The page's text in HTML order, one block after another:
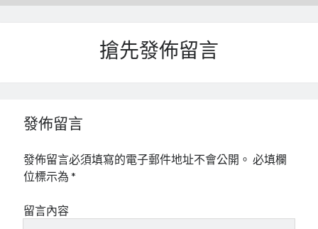
搶先發佈留言
發佈留言
發佈留言必須填寫的電子郵件地址不會公開。 必填欄
位標示為*
留言內容